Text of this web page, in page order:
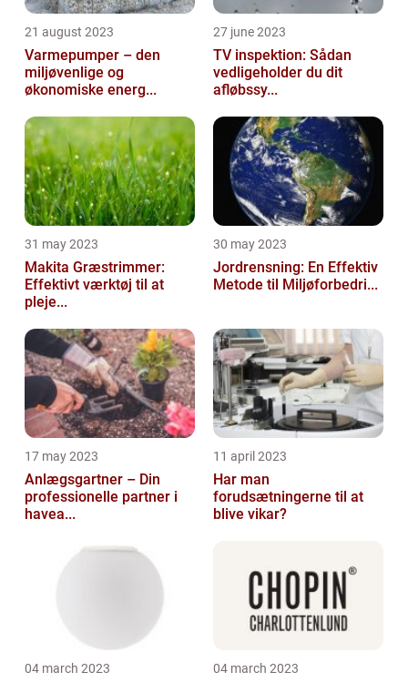
21 august 2023
Varmepumper – den
miljøvenlige og
økonomiske energ...
27 june 2023
TV inspektion: Sådan
vedligeholder du dit
afløbssy...
31 may 2023
Makita Græstrimmer:
Effektivt værktøj til at
pleje...
30 may 2023
Jordrensning: En Effektiv
Metode til Miljøforbedri...
17 may 2023
Anlægsgartner – Din
professionelle partner i
havea...
11 april 2023
Har man
forudsætningerne til at
blive vikar?
04 march 2023 04 march 2023